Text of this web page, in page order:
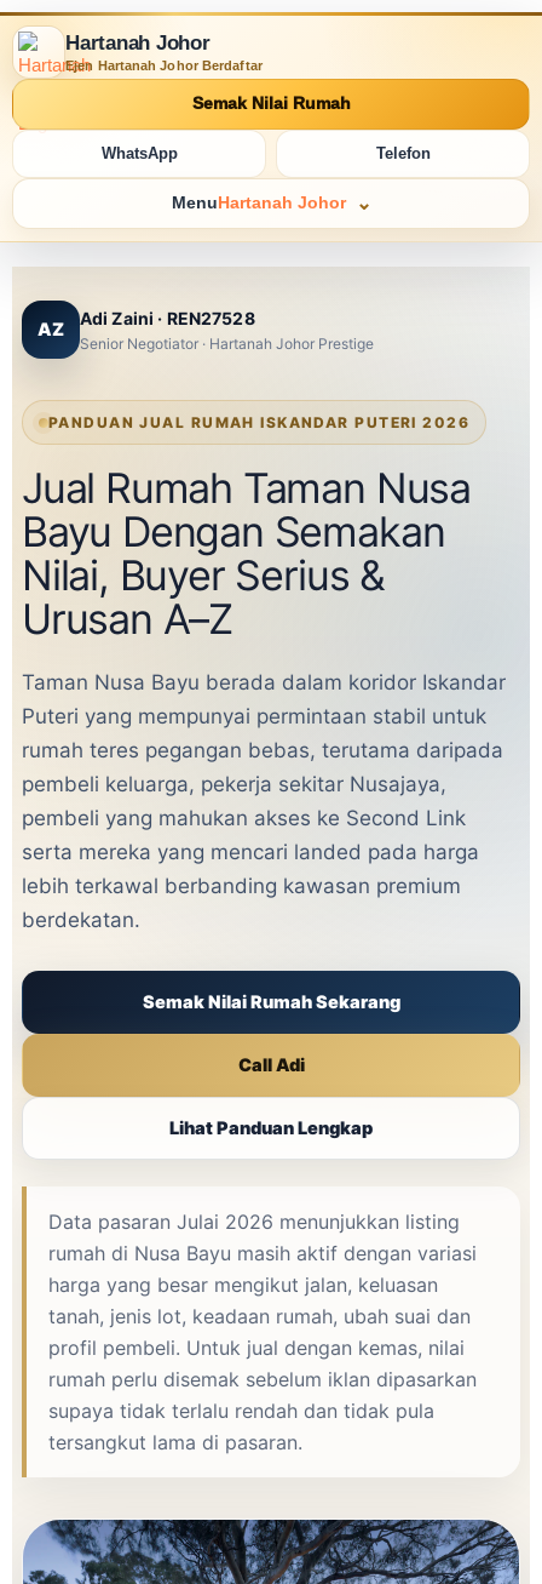
Hartanah Johor
Ejen Hartanah Johor Berdaftar
Semak Nilai Rumah
WhatsApp Telefon
Menu Hartanah Johor
AZ
Adi Zaini · REN27528
Senior Negotiator · Hartanah Johor Prestige
PANDUAN JUAL RUMAH ISKANDAR PUTERI 2026
Jual Rumah Taman Nusa
Bayu Dengan Semakan
Nilai, Buyer Serius &
Urusan A–Z
Taman Nusa Bayu berada dalam koridor Iskandar
Puteri yang mempunyai permintaan stabil untuk
rumah teres pegangan bebas, terutama daripada
pembeli keluarga, pekerja sekitar Nusajaya,
pembeli yang mahukan akses ke Second Link
serta mereka yang mencari landed pada harga
lebih terkawal berbanding kawasan premium
berdekatan.
Semak Nilai Rumah Sekarang
Call Adi
Lihat Panduan Lengkap
Data pasaran Julai 2026 menunjukkan listing
rumah di Nusa Bayu masih aktif dengan variasi
harga yang besar mengikut jalan, keluasan
tanah, jenis lot, keadaan rumah, ubah suai dan
profil pembeli. Untuk jual dengan kemas, nilai
rumah perlu disemak sebelum iklan dipasarkan
supaya tidak terlalu rendah dan tidak pula
tersangkut lama di pasaran.